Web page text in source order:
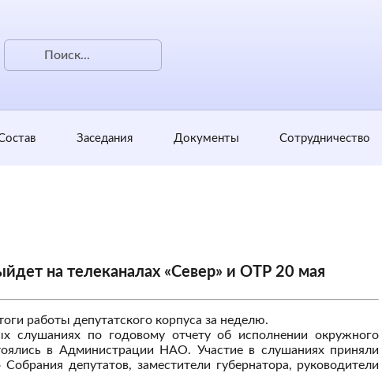
Заседания Документы Сотрудничество
на телеканалах «Север» и ОТР 20 мая
работы депутатского корпуса за неделю.
слушаниях по годовому отчету об исполнении окружного
в Администрации НАО. Участие в слушаниях приняли
депутатов, заместители губернатора, руководители